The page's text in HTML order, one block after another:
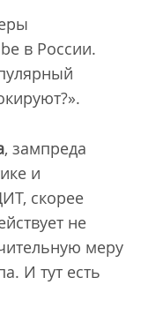
в России.
, зампреда
и
скорее
не
меру
И тут есть